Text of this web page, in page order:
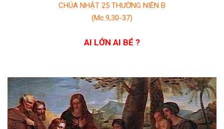
CHÚA NHẬT 25 THƯỜNG NIÊN B
(Mc.9,30-37)
AI LỚN AI BÉ ?